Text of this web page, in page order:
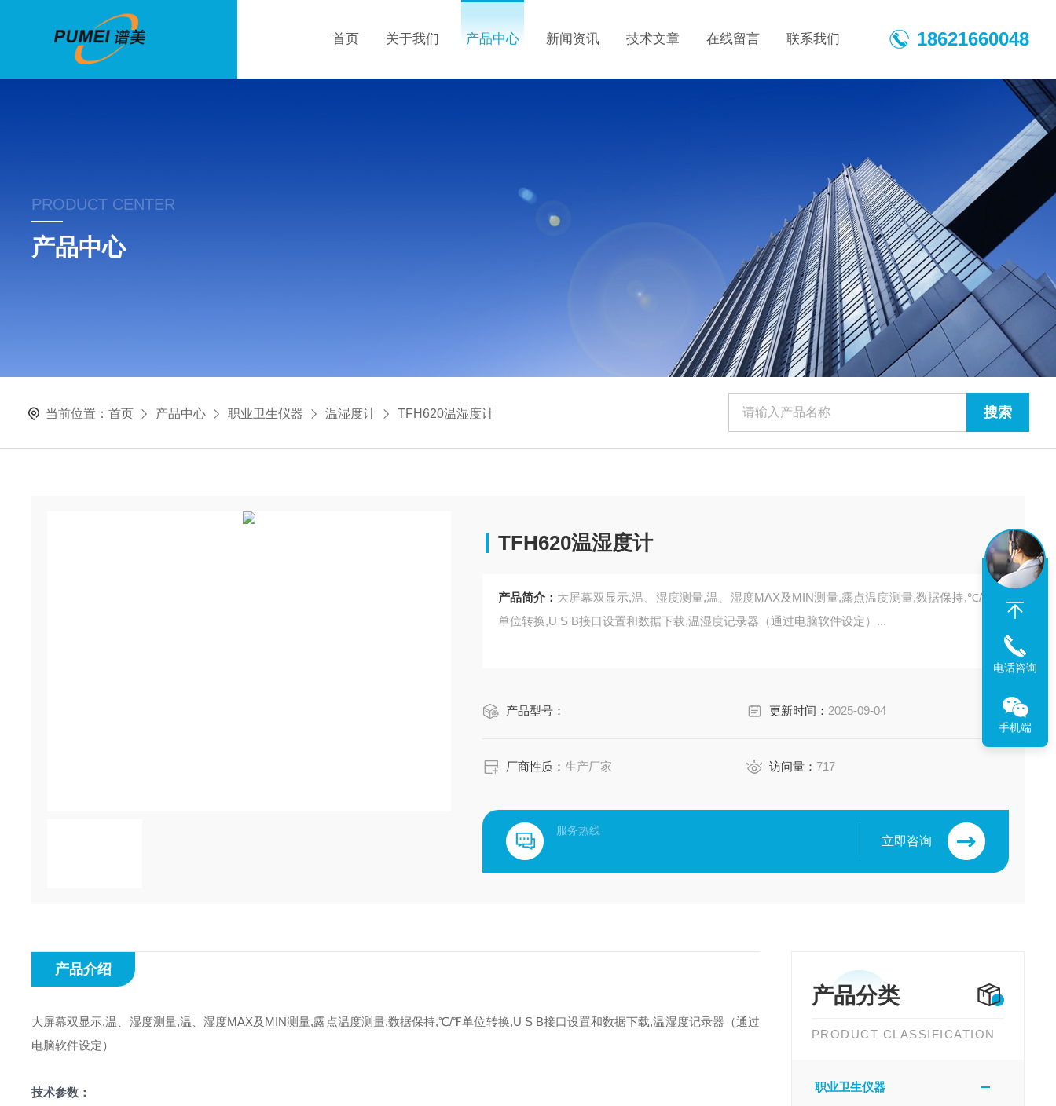
首页 关于我们 产品中心 新闻资讯 技术文章 在线留言 联系我们 18621660048
PRODUCT CENTER
产品中心
当前位置： 首页 产品中心 职业卫生仪器 温湿度计 TFH620温湿度计
TFH620温湿度计
产品简介： 大屏幕双显示,温、湿度测量,温、湿度MAX及MIN测量,露点温度测量,数据保持,℃/℉
单位转换,U S B接口设置和数据下载,温湿度记录器（通过电脑软件设定）...
产品型号： 更新时间： 2025-09-04
厂商性质：生产厂家 访问量： 717
服务热线
立即咨询
产品分类
PRODUCT CLASSIFICATION
职业卫生仪器
产品介绍
大屏幕双显示,温、湿度测量,温、湿度MAX及MIN测量,露点温度测量,数据保持,℃/℉单位转换,U S B接口设置和数据下载,温湿度记录器（通过
电脑软件设定）
技术参数：
电话咨询
手机端